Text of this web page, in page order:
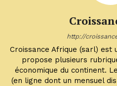
http://
Croissance Afrique (sarl) est
propose plusieurs
économique du continent.
(en ligne dont un mensuel